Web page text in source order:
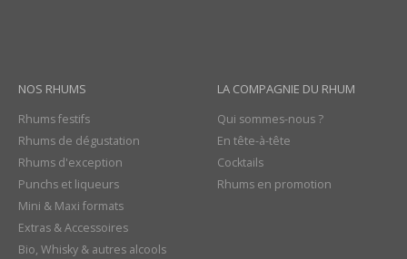
NOS RHUMS
Rhums festifs
Rhums de dégustation
Rhums d'exception
Punchs et liqueurs
Mini & Maxi formats
Extras & Accessoires
Bio, Whisky & autres alcools
LA COMPAGNIE DU RHUM
Qui sommes-nous ?
En tête-à-tête
Cocktails
Rhums en promotion